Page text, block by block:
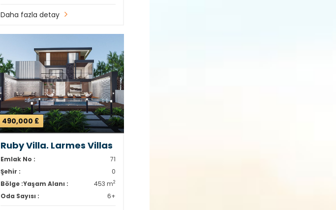
Daha fazla detay
490,000 £
Ruby Villa. Larmes Villas
Emlak No :
71
Şehir :
0
Bölge :Yaşam Alanı : 453 m2
Oda Sayısı : 6+